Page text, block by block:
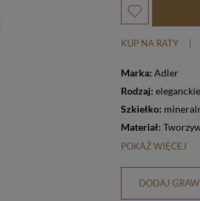
KUP NA RATY
Marka: Adler
Rodzaj: eleganckie
Szkiełko:
Materiał:
POKAŻ WIĘCEJ
DODAJ